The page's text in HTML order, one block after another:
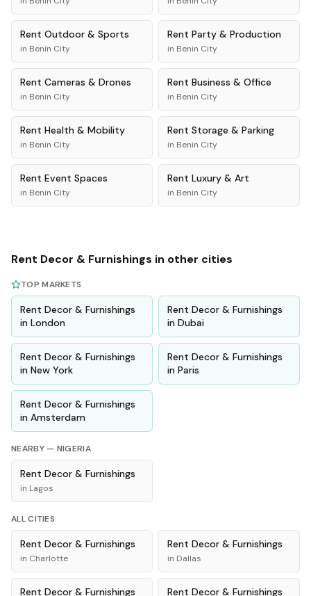
Rent Outdoor & Sports
in Benin City
Rent Party & Production
in Benin City
Rent Cameras & Drones
in Benin City
Rent Business & Office
in Benin City
Rent Health & Mobility
in Benin City
Rent Storage & Parking
in Benin City
Rent Event Spaces
in Benin City
Rent Luxury & Art
in Benin City
Rent Decor & Furnishings in other cities
TOP MARKETS
Rent Decor & Furnishings
in London
Rent Decor & Furnishings
in Dubai
Rent Decor & Furnishings
in New York
Rent Decor & Furnishings
in Paris
Rent Decor & Furnishings
in Amsterdam
NEARBY — NIGERIA
Rent Decor & Furnishings
in Lagos
ALL CITIES
Rent Decor & Furnishings
in Charlotte
Rent Decor & Furnishings
in Dallas
Rent Decor & Furnishings Rent Decor & Furnishings